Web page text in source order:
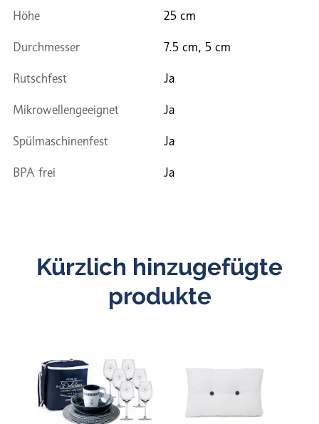
Höhe 25 cm
Durchmesser 7.5 cm, 5 cm
Rutschfest Ja
Mikrowellengeeignet Ja
Spülmaschinenfest Ja
BPA frei Ja
Kürzlich hinzugefügte
produkte